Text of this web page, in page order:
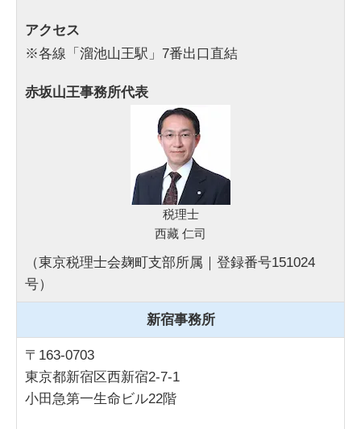
アクセス
※各線「溜池山王駅」7番出口直結
赤坂山王事務所代表
税理士
西藏 仁司
（東京税理士会麹町支部所属｜登録番号151024
号）
新宿事務所
〒163-0703
東京都新宿区西新宿2-7-1
小田急第一生命ビル22階